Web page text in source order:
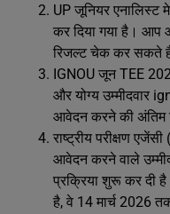
UP जूनियर एनालिस्ट
कर दिया गया है। आप
रिजल्ट चेक कर सकते
IGNOU जून TEE
और योग्य उम्मीदवार
आवेदन करने की अंतिम
राष्ट्रीय परीक्षण
आवेदन करने वाले
प्रक्रिया शुरू कर दी
है, वे 14 मार्च 2026